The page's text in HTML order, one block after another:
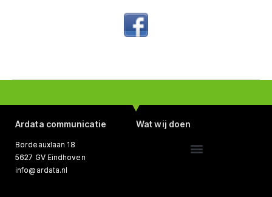
Ardata communicatie
Bordeauxlaan 18
5627 GV Eindhoven
info@ardata.nl
Wat wij doen